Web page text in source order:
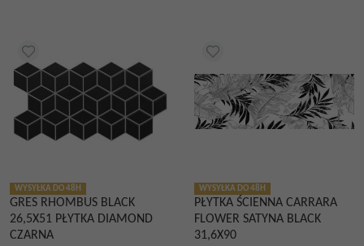
WYSYŁKA DO 48H
GRES RHOMBUS BLACK
26,5X51 PŁYTKA DIAMOND
CZARNA
WYSYŁKA DO 48H
PŁYTKA ŚCIENNA CARRARA
FLOWER SATYNA BLACK
31,6X90